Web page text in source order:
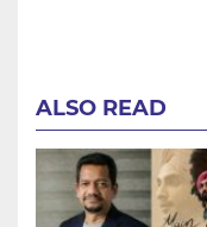
ALSO READ